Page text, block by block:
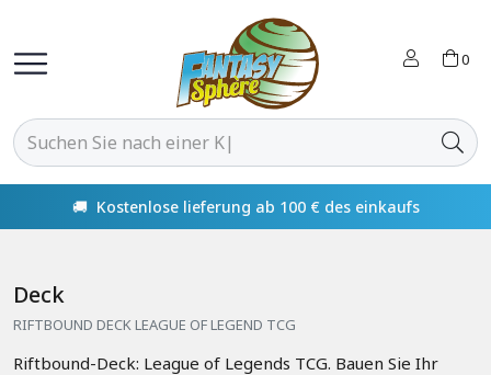
0
🚚 Kostenlose lieferung ab 100 € des einkaufs
Deck
RIFTBOUND DECK LEAGUE OF LEGEND TCG
Riftbound-Deck: League of Legends TCG. Bauen Sie Ihr